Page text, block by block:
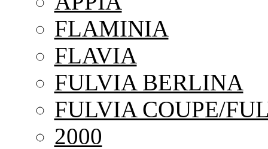
FLAMINIA
FLAVIA
FULVIA BERLINA
FULVIA COUPE/
2000